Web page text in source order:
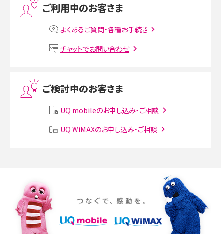
MNOとは？MVNOやMVNEとの違いやメリット・デメリットを解説
VPN接続とは？仕組みや必要性、メリット・デメリット、接続方法を解説
Instagram（インスタグラム）でスクショするとバレる？バレるケースや撮り方も解
SMSとは？料金やできること、注意点や届かない時の対処法を解説
iPhone 16eとiPhone SE（第3世代）の違いは？サイズやスペックを比較して解説
iPhone 16eとiPhone 14を徹底比較！スペック・機能の違いをわかりやすく紹介
iPhone 16シリーズのモデルを比較！価格・サイズ・カメラ性能の違いを徹底解説
ご利用中のお客さま
よくあるご質問・各種お手続き
チャットでお問い合わせ
ご検討中のお客さま
UQ mobileのお申し込み・ご相談
UQ WiMAXのお申し込み・ご相談